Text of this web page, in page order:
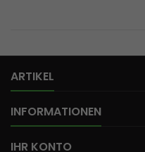
ARTIKEL
INFORMATIONEN
IHR KONTO